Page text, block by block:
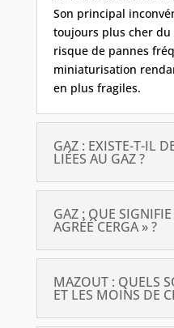
Son principal
toujours plus cher du
risque de pannes
miniaturisation
en plus fragiles.
GAZ : EXISTE-T-IL
LIÉES AU GAZ ?
GAZ : QUE
AGRÉÉ CERGA » ?
MAZOUT : QUELS
ET LES MOINS DE